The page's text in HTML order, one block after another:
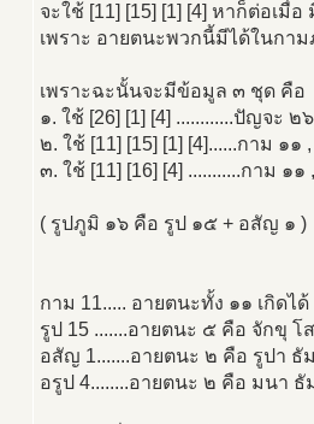
จะใช้ [11] [15] [1] [4] หาก็ต่อเมื่
เพราะ อายตนะพวกนี้มีได้ในกา
เพราะฉะนั้นจะมีข้อมูล ๓ ชุด คือ
๑. ใช้ [26] [1] [4] ............ปัญจะ
๒. ใช้ [11] [15] [1] [4]......กาม ๑
๓. ใช้ [11] [16] [4] ...........กาม ๑
( รูปภูมิ ๑๖ คือ รูป ๑๕ + อสัญ ๑ )
กาม 11..... อายตนะทั้ง ๑๑ เกิดได้
รูป 15 .......อายตนะ ๕ คือ จักขุ โ
อสัญ 1.......อายตนะ ๒ คือ รูปา ธั
อรูป 4........อายตนะ ๒ คือ มนา ธั